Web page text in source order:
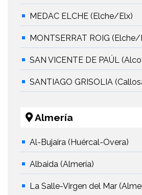
MEDAC ELCHE (Elche/Elx)
MONTSERRAT ROIG (Elche/
SAN VICENTE DE PAÚL
SANTIAGO GRISOLIA
Almería
Al-Bujaira (Huércal-Overa)
Albaida (Almería)
La Salle-Virgen del Mar